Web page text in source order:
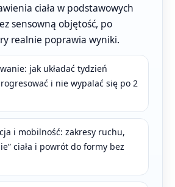
ciała w podstawowych
sensowną objętość, po
realnie poprawia wyniki.
jak układać tydzień
i nie wypalać się po 2
i mobilność: zakresy ruchu,
ciała i powrót do formy bez